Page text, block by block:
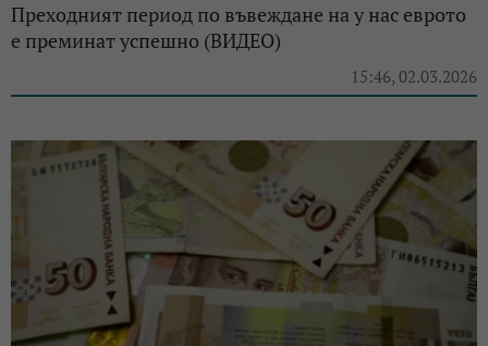
Преходният период по въвеждане на у нас еврото
е преминат успешно (ВИДЕО)
15:46, 02.03.2026